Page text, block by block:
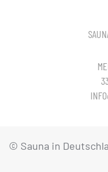
© Sauna in